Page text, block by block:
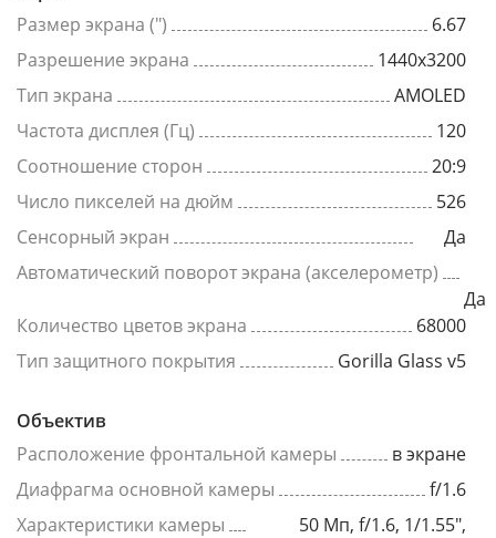
Размер экрана (")
6.67
Разрешение экрана
1440x3200
Тип экрана
AMOLED
Частота дисплея (Гц)
120
Соотношение сторон
20:9
Число пикселей на дюйм
526
Сенсорный экран
Да
Автоматический поворот экрана (акселерометр)
Да
Количество цветов экрана
68000
Тип защитного покрытия
Gorilla Glass v5
Объектив
Расположение фронтальной камеры
в экране
Диафрагма основной камеры
f/1.6
Характеристики камеры
50 Мп, f/1.6, 1/1.55",